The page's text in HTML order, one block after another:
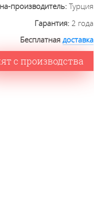
производитель:Турция
Гарантия: 2 года
Бесплатнаядоставка
с производства